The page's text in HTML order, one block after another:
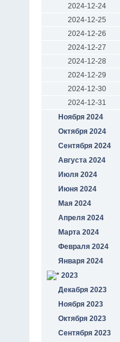
2024-12-24
2024-12-25
2024-12-26
2024-12-27
2024-12-28
2024-12-29
2024-12-30
2024-12-31
Ноября 2024
Октября 2024
Сентября 2024
Августа 2024
Июля 2024
Июня 2024
Мая 2024
Апреля 2024
Марта 2024
Февраля 2024
Января 2024
2023
Декабря 2023
Ноября 2023
Октября 2023
Сентября 2023